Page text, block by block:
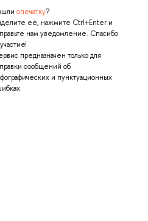
опечатку?
её, нажмите Ctrl+Enter и
нам уведомление. Спасибо
предназначен только для
сообщений об
и пунктуационных